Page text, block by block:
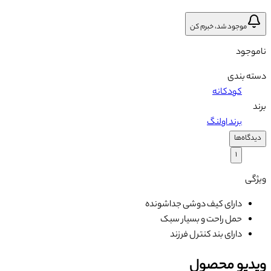
موجود شد، خبرم کن
ناموجود
دسته بندی
کودکانه
برند
برند اولنگ
دیدگاه‌ها
۱
ویژگی
دارای کیف دوشی جداشونده
حمل راحت و بسیار سبک
دارای بند کنترل فرزند
ویدیو محصول